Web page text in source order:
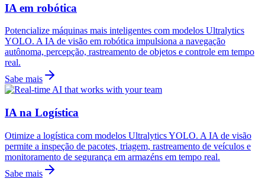
IA em robótica
Potencialize máquinas mais inteligentes com modelos Ultralytics
YOLO. A IA de visão em robótica impulsiona a navegação
autônoma, percepção, rastreamento de objetos e controle em tempo
real.
Sabe mais
IA na Logística
Otimize a logística com modelos Ultralytics YOLO. A IA de visão
permite a inspeção de pacotes, triagem, rastreamento de veículos e
monitoramento de segurança em armazéns em tempo real.
Sabe mais